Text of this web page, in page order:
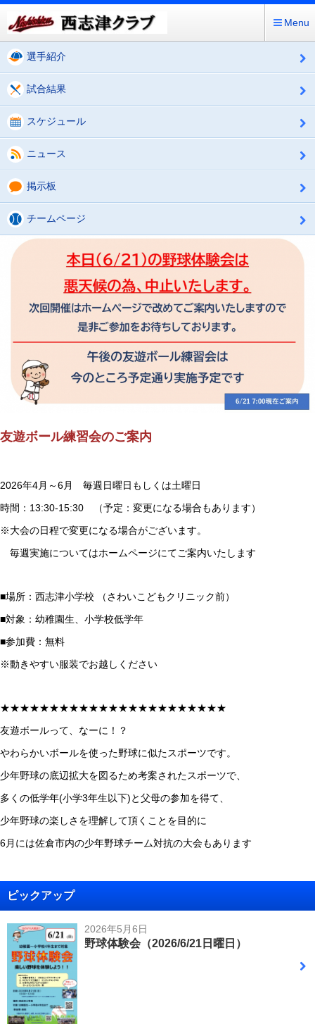
Menu
選手紹介
試合結果
スケジュール
ニュース
掲示板
チームページ
友遊ボール練習会のご案内
2026年4月～6月 毎週日曜日もしくは土曜日
時間：13:30-15:30 （予定：変更になる場合もあります）
※大会の日程で変更になる場合がございます。
毎週実施についてはホームページにてご案内いたします
■場所：西志津小学校 （さわいこどもクリニック前）
■対象：幼稚園生、小学校低学年
■参加費：無料
※動きやすい服装でお越しください
★★★★★★★★★★★★★★★★★★★★★★★
友遊ボールって、なーに！？
やわらかいボールを使った野球に似たスポーツです。
少年野球の底辺拡大を図るため考案されたスポーツで、
多くの低学年(小学3年生以下)と父母の参加を得て、
少年野球の楽しさを理解して頂くことを目的に
6月には佐倉市内の少年野球チーム対抗の大会もあります
ピックアップ
2026年5月6日
野球体験会（2026/6/21日曜日）